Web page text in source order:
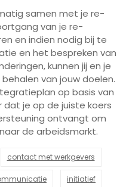
samen met je re-
van je re-
en indien nodig bij te
en het bespreken van
kunnen jij en je
van jouw doelen.
op basis van
je op de juiste koers
ontvangt om
de arbeidsmarkt.
contact met werkgevers
initiatief